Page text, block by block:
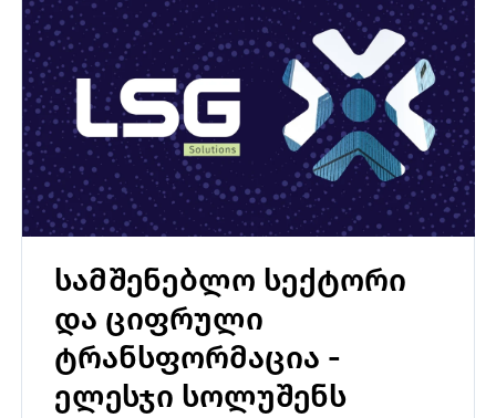
სამშენებლო სექტორი
და ციფრული
ტრანსფორმაცია -
ელესჯი სოლუშენს